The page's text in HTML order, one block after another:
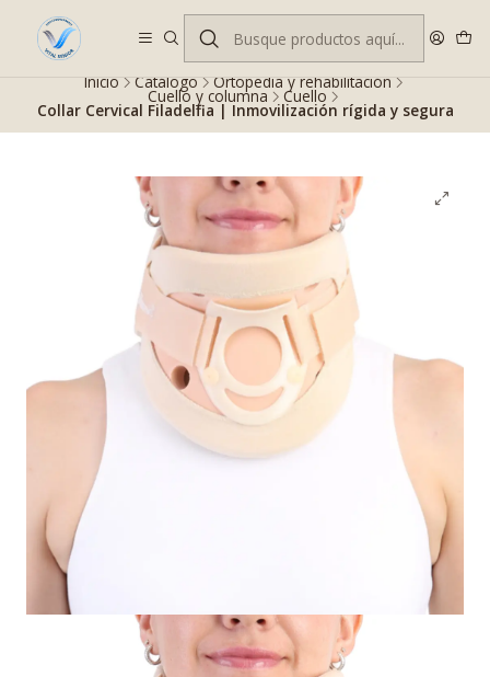
Despacho gratis en RM desde $100.000. Revisa las condiciones.
Inicio Catálogo Ortopedia y rehabilitación
Cuello y columna Cuello
Collar Cervical Filadelfia | Inmovilización rígida y segura